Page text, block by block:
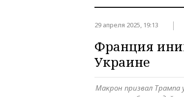
29 апреля 2025, 19:13
Франция
Украине
Макрон призвал Трампа